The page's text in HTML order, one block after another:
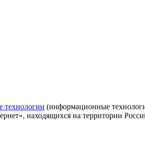
технологии (информационные
находящихся на территории